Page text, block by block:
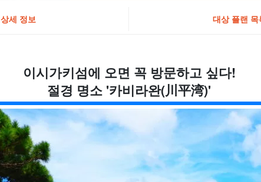
상세 정보 대상 플랜 목
이시가키섬에 오면 꼭 방문하고 싶다!
절경 명소 '카비라완(川平湾)'